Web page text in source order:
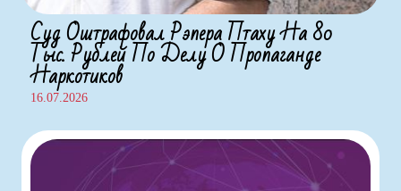
Суд Оштрафовал Рэпера Птаху На 80
Тыс. Рублей По Делу О Пропаганде
Наркотиков
16.07.2026